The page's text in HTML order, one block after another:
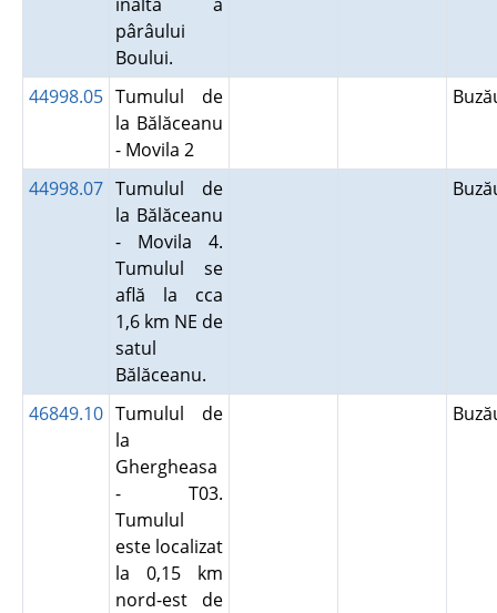
pârâului
Boului.
44998.05 Tumulul de
la Bălăceanu
- Movila 2
44998.07 Tumulul de
la Bălăceanu
- Movila 4.
Tumulul se
află la cca
1,6 km NE de
satul
Bălăceanu.
46849.10 Tumulul de
la
Ghergheasa
- T03.
Tumulul
este localizat
la 0,15 km
nord-est de